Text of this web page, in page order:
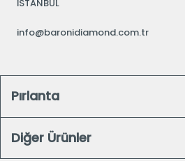
İSTANBUL
info@baronidiamond.com.tr
Pırlanta
Diğer Ürünler